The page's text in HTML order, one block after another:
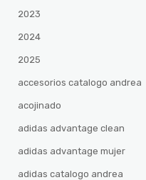
2023
2024
2025
accesorios catalogo andrea
acojinado
adidas advantage clean
adidas advantage mujer
adidas catalogo andrea